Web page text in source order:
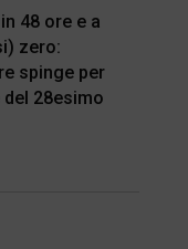
48 ore e a
zero:
spinge per
del 28esimo